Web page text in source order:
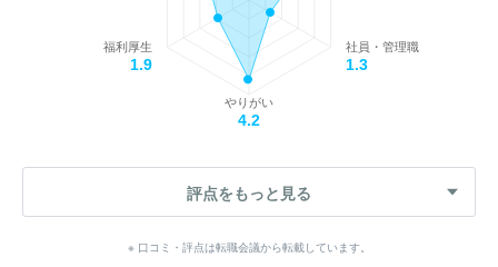
社員・管理職
1.3
やりがい
4.2
福利厚生
1.9
評点をもっと見る
※ 口コミ・評点は転職会議から転載しています。